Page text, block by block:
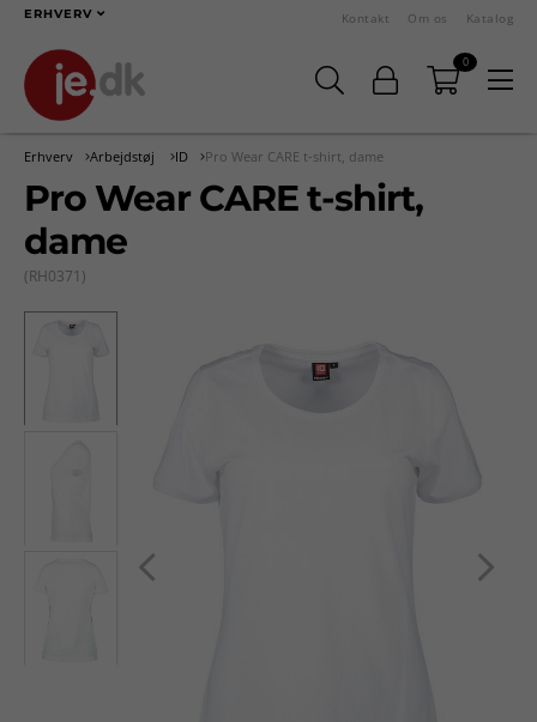
ERHVERV Kontakt Om os Katalog
0
Erhverv Arbejdstøj ID Pro Wear CARE t-shirt, dame
Pro Wear CARE t-shirt,
dame
(RH0371)